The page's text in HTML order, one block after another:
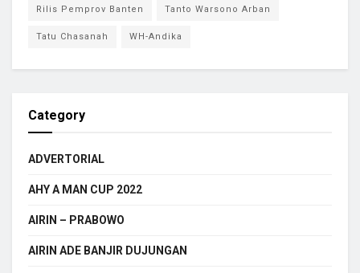
Rilis Pemprov Banten Tanto Warsono Arban
Tatu Chasanah WH-Andika
Category
ADVERTORIAL
AHY A MAN CUP 2022
AIRIN – PRABOWO
AIRIN ADE BANJIR DUJUNGAN